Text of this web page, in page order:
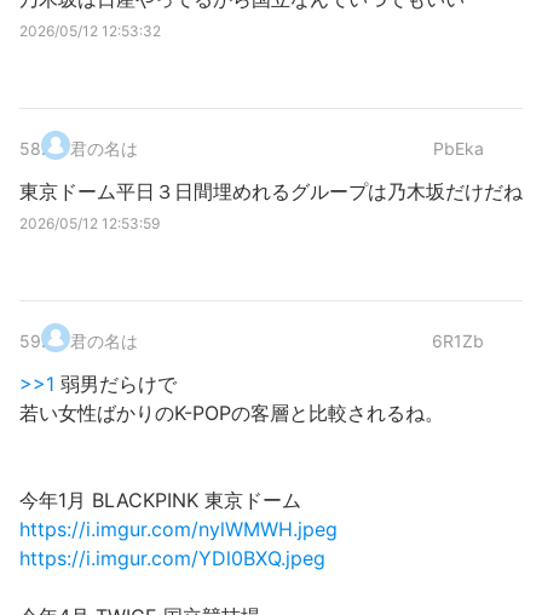
2026/05/12 12:53:32
58. 君の名は PbEka
東京ドーム平日３日間埋めれるグループは乃木坂だけだね
2026/05/12 12:53:59
59. 君の名は 6R1Zb
>>1 弱男だらけで
若い女性ばかりのK-POPの客層と比較されるね。
今年1月 BLACKPINK 東京ドーム
https://i.imgur.com/nylWMWH.jpeg
https://i.imgur.com/YDl0BXQ.jpeg